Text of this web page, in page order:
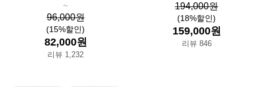
~
96,000원
(15%할인)
82,000원
리뷰 1,232
194,000원
(18%할인)
159,000원
리뷰 846